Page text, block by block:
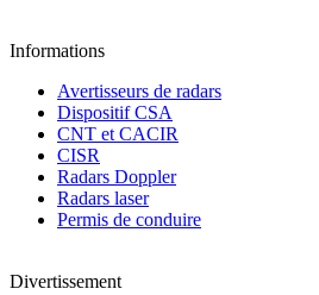
Informations
Avertisseurs de radars
Dispositif CSA
CNT et CACIR
CISR
Radars Doppler
Radars laser
Permis de conduire
Divertissement